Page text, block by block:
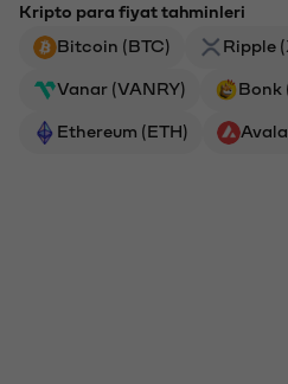
Kripto para fiyat tahminleri
Bitcoin (BTC)
Ripple
Vanar (VANRY) Bonk
Ethereum (ETH)